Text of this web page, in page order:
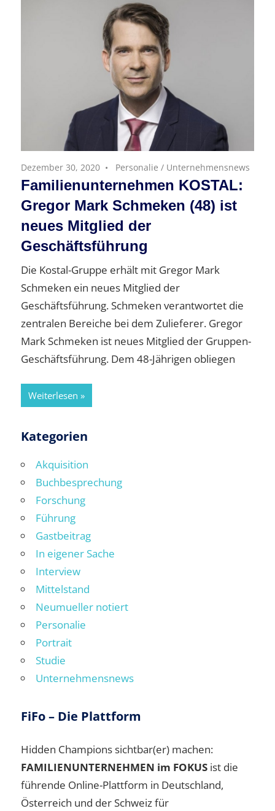
Dezember 30, 2020 Personalie / Unternehmensnews
Familienunternehmen KOSTAL:
Gregor Mark Schmeken (48) ist
neues Mitglied der
Geschäftsführung
Die Kostal-Gruppe erhält mit Gregor Mark
Schmeken ein neues Mitglied der
Geschäftsführung. Schmeken verantwortet die
zentralen Bereiche bei dem Zulieferer. Gregor
Mark Schmeken ist neues Mitglied der Gruppen-
Geschäftsführung. Dem 48-Jährigen obliegen
Weiterlesen
Kategorien
Akquisition
Buchbesprechung
Forschung
Führung
Gastbeitrag
In eigener Sache
Interview
Mittelstand
Neumueller notiert
Personalie
Portrait
Studie
Unternehmensnews
FiFo – Die Plattform
Hidden Champions sichtbar(er) machen:
FAMILIENUNTERNEHMEN im FOKUS ist die
führende Online-Plattform in Deutschland,
Österreich und der Schweiz für